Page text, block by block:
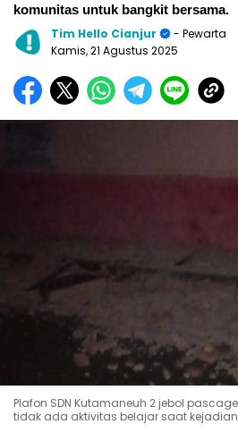
komunitas untuk bangkit bersama.
Tim Hello Cianjur
- Pewarta
Kamis, 21 Agustus 2025
Plafon SDN Kutamaneuh 2 jebol
tidak ada aktivitas belajar saat kejadian.